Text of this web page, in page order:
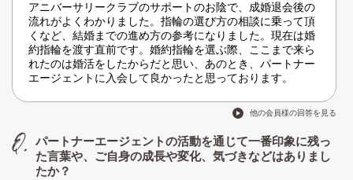
アニバーサリークラブのサポートのお陰で、成婚退会後の
流れがよくわかりました。指輪の選び方の相談に乗って頂
くなど、結婚までの進め方の参考になりました。現在は婚
約指輪を渡す直前です。婚約指輪を選ぶ際、ここまで来ら
れたのは婚活をしたからだと思い、あのとき、パートナー
エージェントに入会して良かったと思っております。
他の会員様の回答を見る
パートナーエージェントの活動を通じて一番印象に残っ
た言葉や、ご自身の成長や変化、気づきなどはありまし
たか？